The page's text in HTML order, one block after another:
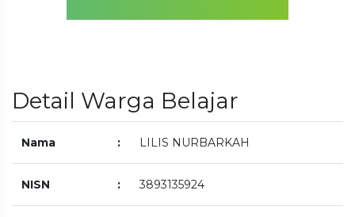
Detail Warga Belajar
Nama : LILIS NURBARKAH
NISN : 3893135924